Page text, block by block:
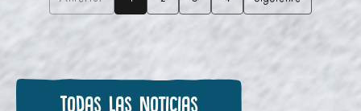
Todas las noticias